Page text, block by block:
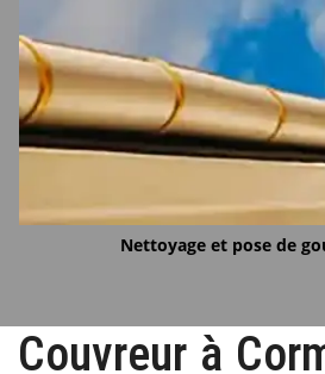
Nettoyage et pose de
Couvreur à